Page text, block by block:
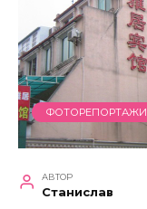
ФОТОРЕПОРТАЖИ
АВТОР
Станислав